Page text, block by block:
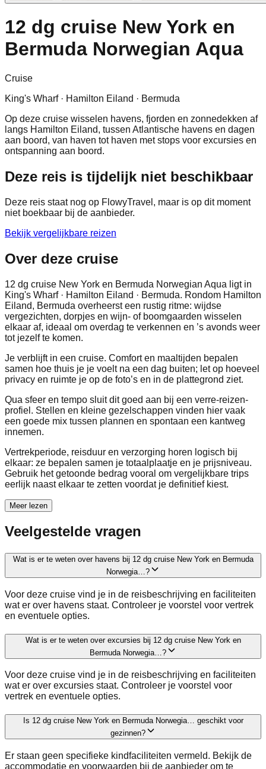
12 dg cruise New York en
Bermuda Norwegian Aqua
Cruise
King's Wharf · Hamilton Eiland · Bermuda
Op deze cruise wisselen havens, fjorden en zonnedekken af
langs Hamilton Eiland, tussen Atlantische havens en dagen
aan boord, van haven tot haven met stops voor excursies en
ontspanning aan boord.
Deze reis is tijdelijk niet beschikbaar
Deze reis staat nog op FlowyTravel, maar is op dit moment
niet boekbaar bij de aanbieder.
Bekijk vergelijkbare reizen
Over deze cruise
12 dg cruise New York en Bermuda Norwegian Aqua ligt in
King's Wharf · Hamilton Eiland · Bermuda. Rondom Hamilton
Eiland, Bermuda overheerst een rustig ritme: wijdse
vergezichten, dorpjes en wijn- of boomgaarden wisselen
elkaar af, ideaal om overdag te verkennen en ’s avonds weer
tot jezelf te komen.
Je verblijft in een cruise. Comfort en maaltijden bepalen
samen hoe thuis je je voelt na een dag buiten; let op hoeveel
privacy en ruimte je op de foto’s en in de plattegrond ziet.
Qua sfeer en tempo sluit dit goed aan bij een verre-reizen-
profiel. Stellen en kleine gezelschappen vinden hier vaak
een goede mix tussen plannen en spontaan een kantweg
innemen.
Vertrekperiode, reisduur en verzorging horen logisch bij
elkaar: ze bepalen samen je totaalplaatje en je prijsniveau.
Gebruik het getoonde bedrag vooral om vergelijkbare trips
eerlijk naast elkaar te zetten voordat je definitief kiest.
Meer lezen
Veelgestelde vragen
Wat is er te weten over havens bij 12 dg cruise New York en Bermuda
Norwegia…?
Voor deze cruise vind je in de reisbeschrijving en faciliteiten
wat er over havens staat. Controleer je voorstel voor vertrek
en eventuele opties.
Wat is er te weten over excursies bij 12 dg cruise New York en
Bermuda Norwegia…?
Voor deze cruise vind je in de reisbeschrijving en faciliteiten
wat er over excursies staat. Controleer je voorstel voor
vertrek en eventuele opties.
Is 12 dg cruise New York en Bermuda Norwegia… geschikt voor
gezinnen?
Er staan geen specifieke kindfaciliteiten vermeld. Bekijk de
accommodatie en voorwaarden bij de aanbieder om te